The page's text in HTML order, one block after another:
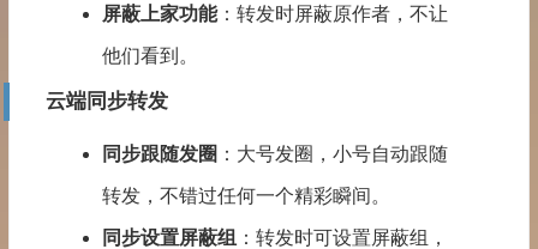
屏蔽上家功能：转发时屏蔽原作者，不让
他们看到。
云端同步转发
同步跟随发圈 ：大号发圈，小号自动跟随
转发，不错过任何一个精彩瞬间。
同步设置屏蔽组 ：转发时可设置屏蔽组，